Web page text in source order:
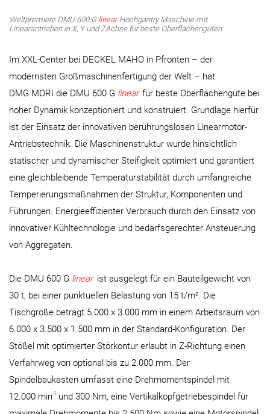
Weltpremiere DMU 600 G linearHochgantry Maschine mit
Linearantrieben in X­, Y­ und Z­Achse für beste Oberflächengüten
Im XXL-Center bei DECKEL MAHO in Pfronten – der
modernsten Großmaschinenfertigung der Welt – hat
DMG MORI die DMU 600 G linear für beste Oberflächengüte bei
hoher Dynamik konzeptioniert und konstruiert. Grundlage hierfür
ist der Einsatz der innovativen berührungslosen Linearmotor-
Antriebstechnik. Die Maschinenstruktur wurde hinsichtlich
statischer und dynamischer Steifigkeit optimiert und garantiert
eine gleichbleibende Temperaturstabilität durch umfangreiche
Temperierungsmaßnahmen der Struktur, Komponenten und
Führungen. Energieeffizienter Verbrauch durch den Einsatz von
innovativer Kühltechnologie und bedarfsgerechter Ansteuerung
von Aggregaten.
Die DMU 600 G linear ist ausgelegt für ein Bauteilgewicht von
30 t, bei einer punktuellen Belastung von 15 t/m². Die
Tischgröße beträgt 5.000 x 3.000 mm in einem Arbeitsraum von
6.000 x 3.500 x 1.500 mm in der Standard-Konfiguration. Der
Stößel mit optimierter Störkontur erlaubt in Z-Richtung einen
Verfahrweg von optional bis zu 2.000 mm. Der
Spindelbaukasten umfasst eine Drehmomentspindel mit
12.000 min-1
und 300 Nm, eine Vertikalkopfgetriebespindel für